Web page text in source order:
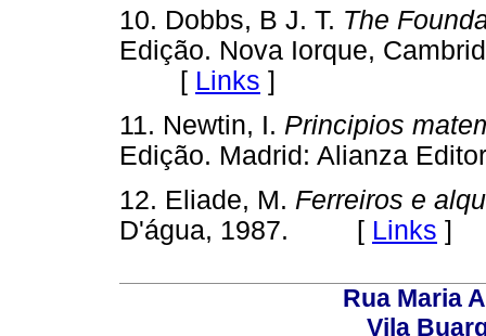
10. Dobbs, B J. T. The
Edição. Nova Iorque,
[ Links ]
11. Newtin, I. Principios
Edição. Madrid: Alianza
12. Eliade, M. Ferreiros e
D'água, 1987. [ Links ]
Rua Maria
Vila